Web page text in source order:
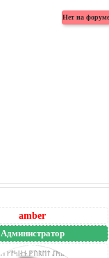
amber
Администратор